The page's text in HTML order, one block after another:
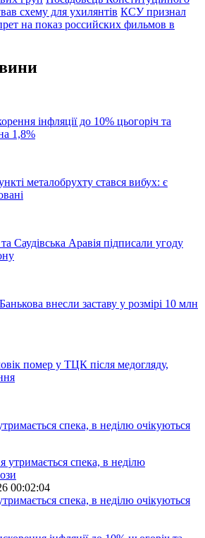
схему для ухилянтів КСУ признал
на показ российских фильмов в
інфляції до 10% цьогоріч та
1,8%
металобрухту стався вибух: є
Саудівська Аравія підписали угоду
внесли заставу у розмірі 10 млн
помер у ТЦК після медогляду,
спека, в неділю очікуються
00:02:04
спека, в неділю очікуються